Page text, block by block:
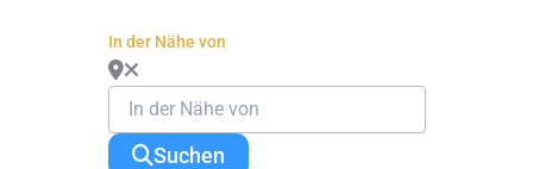
In der Nähe von
Suchen